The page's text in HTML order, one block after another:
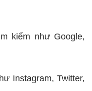
kiếm như Google,
Instagram, Twitter,